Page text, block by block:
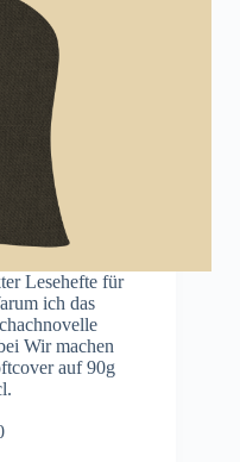
Lesehefte für
ich das
Wir machen
auf 90g